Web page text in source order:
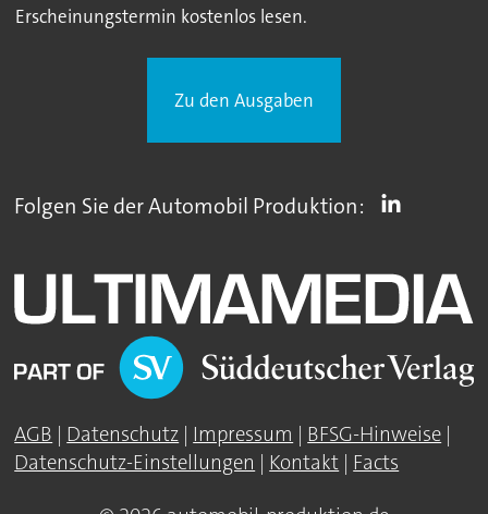
Erscheinungstermin kostenlos lesen.
Zu den Ausgaben
Folgen Sie der Automobil Produktion:
AGB | Datenschutz | Impressum | BFSG-Hinweise |
Datenschutz-Einstellungen | Kontakt | Facts